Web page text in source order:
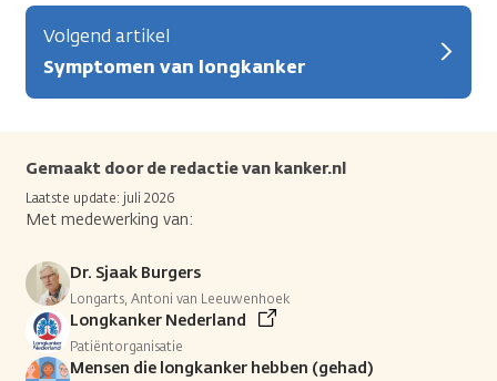
Volgend artikel
Symptomen van longkanker
Gemaakt door de redactie van kanker.nl
Laatste update: juli 2026
Met medewerking van:
Dr. Sjaak Burgers
Longarts, Antoni van Leeuwenhoek
Longkanker Nederland
Patiëntorganisatie
Mensen die longkanker hebben (gehad)